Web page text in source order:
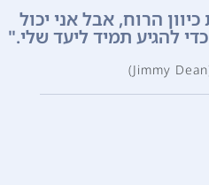
הרוח, אבל אני יכול
להגיע תמיד ליעד שלי."